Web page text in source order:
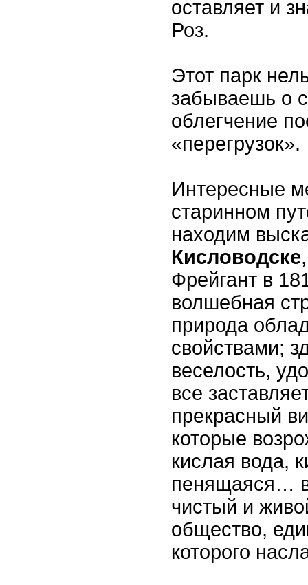
оставляет и
Роз.
Этот парк
забываешь о
облегчение
«перегрузок».
Интересные
старинном
находим
Кисловодске
Фрейгант в
волшебная
природа
свойствами;
веселость,
все
прекрасный
которые
кислая вода,
пенящаяся…
чистый и
общество,
которого